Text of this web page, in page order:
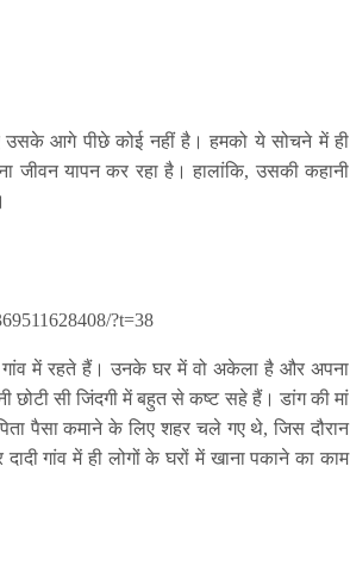
आगे पीछे कोई नहीं है। हमको ये सोचने में ही
यापन कर रहा है। हालांकि, उसकी कहानी
?t=38
में रहते हैं। उनके घर में वो अकेला है और अपना
सी जिंदगी में बहुत से कष्ट सहे हैं। डांग की मां
पैसा कमाने के लिए शहर चले गए थे, जिस दौरान
गांव में ही लोगों के घरों में खाना पकाने का काम